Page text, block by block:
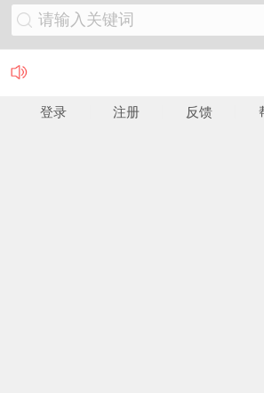
请输入关键词
登录 注册 反馈